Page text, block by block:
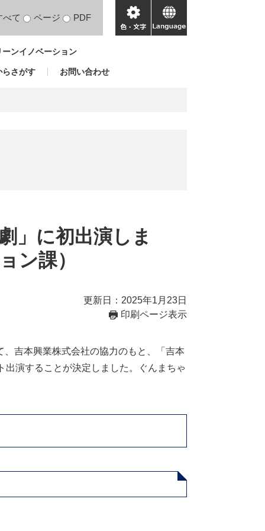
べて ページ PDF
色・
文
language
ンイノベーション
らさがす お問い合わせ
」に初出演しま
ン課）
更新日：2025年1月23日
印刷ページ表示
吉本興業株式会社の協力のもと、「吉本
演することが決定しました。ぐんまちゃ